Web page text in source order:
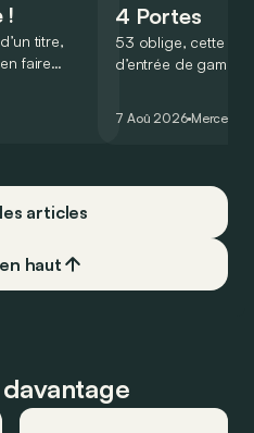
!
titre,
faire
4 Portes
53 oblige, cette
d’entrée de
moins…
7 Aoû 2026 Mercedes
articles
haut